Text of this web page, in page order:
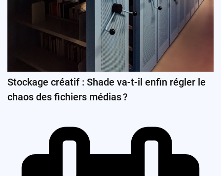
Stockage créatif : Shade va-t-il enfin régler le
chaos des fichiers médias ?